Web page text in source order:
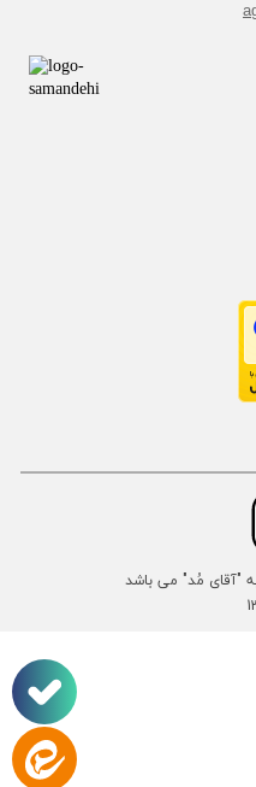
"آقای مُد" می باشد